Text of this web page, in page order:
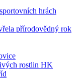
hrách
přírodovědný rok
rostlin HK